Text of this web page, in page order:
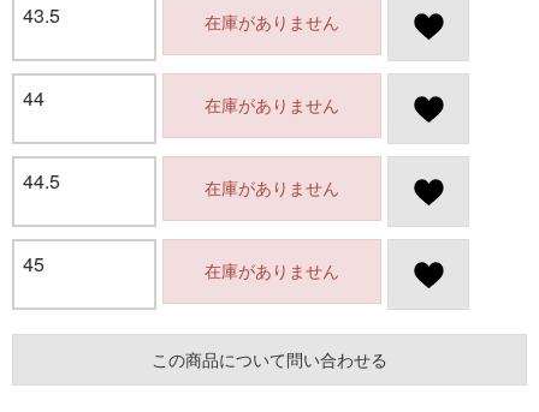
43.5 在庫がありません
44 在庫がありません
44.5 在庫がありません
45 在庫がありません
この商品について問い合わせる